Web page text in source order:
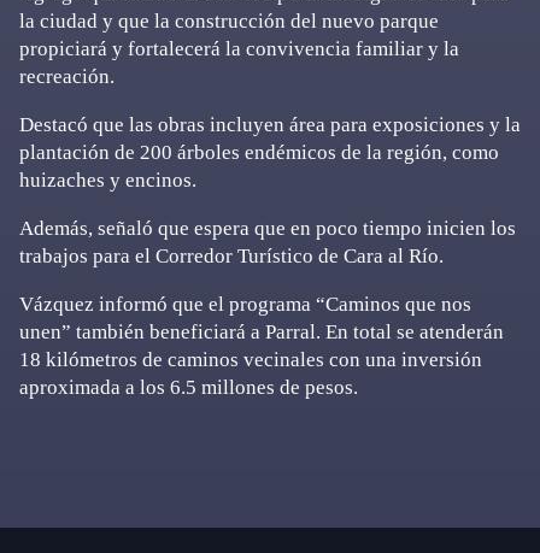
la ciudad y que la construcción del nuevo parque
propiciará y fortalecerá la convivencia familiar y la
recreación.
Destacó que las obras incluyen área para exposiciones y la
plantación de 200 árboles endémicos de la región, como
huizaches y encinos.
Además, señaló que espera que en poco tiempo inicien los
trabajos para el Corredor Turístico de Cara al Río.
Vázquez informó que el programa “Caminos que nos
unen” también beneficiará a Parral. En total se atenderán
18 kilómetros de caminos vecinales con una inversión
aproximada a los 6.5 millones de pesos.